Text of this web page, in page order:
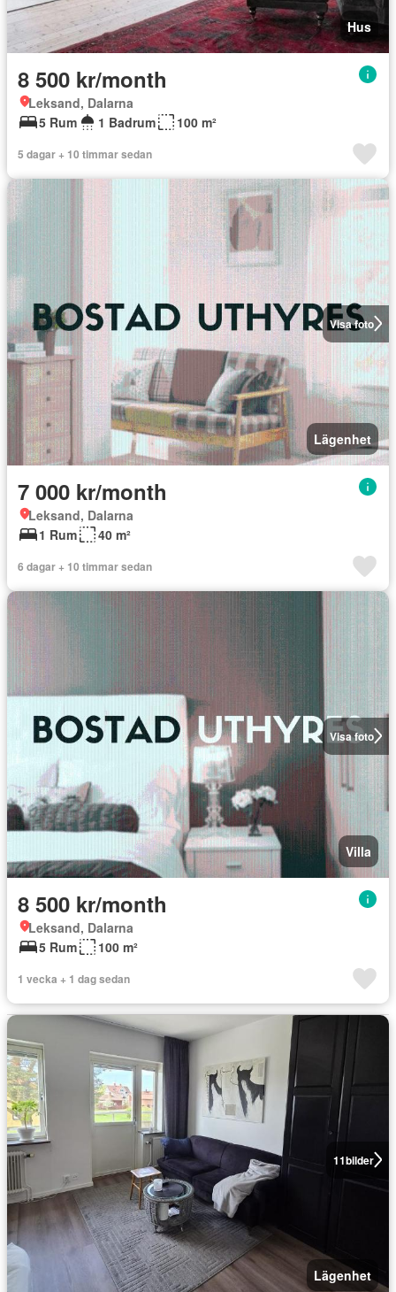
Hus
8 500 kr/month
Leksand, Dalarna
5 Rum
1 Badrum 100 m²
5 dagar + 10 timmar sedan
Visa foto
Lägenhet
7 000 kr/month
Leksand, Dalarna
1 Rum
40 m²
6 dagar + 10 timmar sedan
Visa foto
Villa
8 500 kr/month
Leksand, Dalarna
5 Rum
100 m²
1 vecka + 1 dag sedan
11bilder
Lägenhet